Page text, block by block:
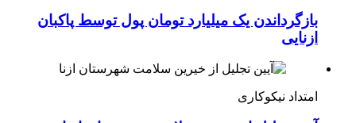
بازگرداندن یک میلیارد تومان پول توسط پاکبان
ازنایی
امتداد نیکوکاری